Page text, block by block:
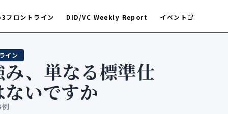
フロントライン DID/VC Weekly Report イベント
イン
、単なる標準仕
いですか
例